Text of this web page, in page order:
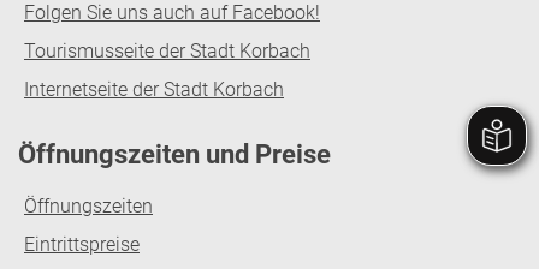
Folgen Sie uns auch auf Facebook!
Tourismusseite der Stadt Korbach
Internetseite der Stadt Korbach
Öffnungszeiten und Preise
Öffnungszeiten
Eintrittspreise